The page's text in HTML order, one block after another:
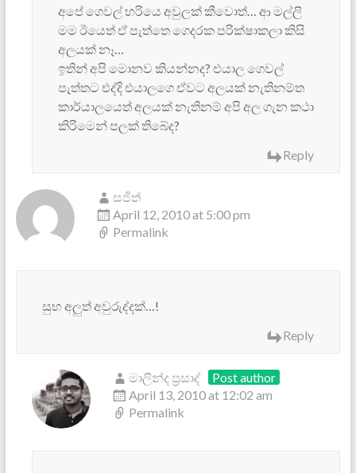
අපේ ගෙවල් හරියෙ අවුලක් කීවොත්… ආ මල්ලි
මම ඊයෙත් ඒ පැත්තෙ ගෙදරක පරික්ෂාකලා කිසි
අලයක් නෑ…
ඉතින් අපි මොනව කියන්නද? එයාල ගෙවල්
පැත්තට එද්දි එයාලගෙ ඒවට අලයක් නැතිනම්ත
කාර්යාලයෙත් අලයක් නැතිනම් අපි අල ගැන කථා
කිරිමෙන් පලක් තිබේද?
Reply
සජිත්
April 12, 2010 at 5:00 pm
Permalink
සුභ අලුත් අවුරුද්දක්…!
Reply
මාලින්ද ප්‍රසාද්
Post author
April 13, 2010 at 12:02 am
Permalink